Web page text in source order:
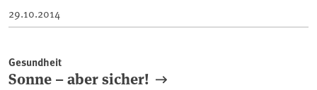
29.10.2014
Gesundheit
Sonne – aber sicher!